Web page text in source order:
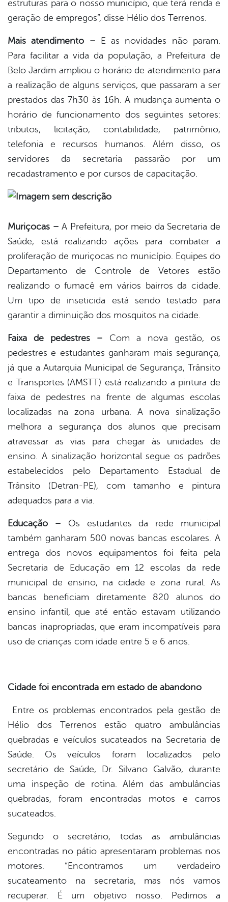
estruturas para o nosso município, que terá renda e
geração de empregos”, disse Hélio dos Terrenos.
Mais atendimento – E as novidades não param.
Para facilitar a vida da população, a Prefeitura de
Belo Jardim ampliou o horário de atendimento para
a realização de alguns serviços, que passaram a ser
prestados das 7h30 às 16h. A mudança aumenta o
horário de funcionamento dos seguintes setores:
tributos, licitação, contabilidade, patrimônio,
telefonia e recursos humanos. Além disso, os
servidores da secretaria passarão por um
recadastramento e por cursos de capacitação.
Muriçocas – A Prefeitura, por meio da Secretaria de
Saúde, está realizando ações para combater a
proliferação de muriçocas no município. Equipes do
Departamento de Controle de Vetores estão
realizando o fumacê em vários bairros da cidade.
Um tipo de inseticida está sendo testado para
garantir a diminuição dos mosquitos na cidade.
Faixa de pedestres – Com a nova gestão, os
pedestres e estudantes ganharam mais segurança,
já que a Autarquia Municipal de Segurança, Trânsito
e Transportes (AMSTT) está realizando a pintura de
faixa de pedestres na frente de algumas escolas
localizadas na zona urbana. A nova sinalização
melhora a segurança dos alunos que precisam
atravessar as vias para chegar às unidades de
ensino. A sinalização horizontal segue os padrões
estabelecidos pelo Departamento Estadual de
Trânsito (Detran-PE), com tamanho e pintura
adequados para a via.
Educação – Os estudantes da rede municipal
também ganharam 500 novas bancas escolares. A
entrega dos novos equipamentos foi feita pela
Secretaria de Educação em 12 escolas da rede
municipal de ensino, na cidade e zona rural. As
bancas beneficiam diretamente 820 alunos do
ensino infantil, que até então estavam utilizando
bancas inapropriadas, que eram incompatíveis para
uso de crianças com idade entre 5 e 6 anos.
Cidade foi encontrada em estado de abandono
Entre os problemas encontrados pela gestão de
Hélio dos Terrenos estão quatro ambulâncias
quebradas e veículos sucateados na Secretaria de
Saúde. Os veículos foram localizados pelo
secretário de Saúde, Dr. Silvano Galvão, durante
uma inspeção de rotina. Além das ambulâncias
quebradas, foram encontradas motos e carros
sucateados.
Segundo o secretário, todas as ambulâncias
encontradas no pátio apresentaram problemas nos
motores. “Encontramos um verdadeiro
sucateamento na secretaria, mas nós vamos
recuperar. É um objetivo nosso. Pedimos a